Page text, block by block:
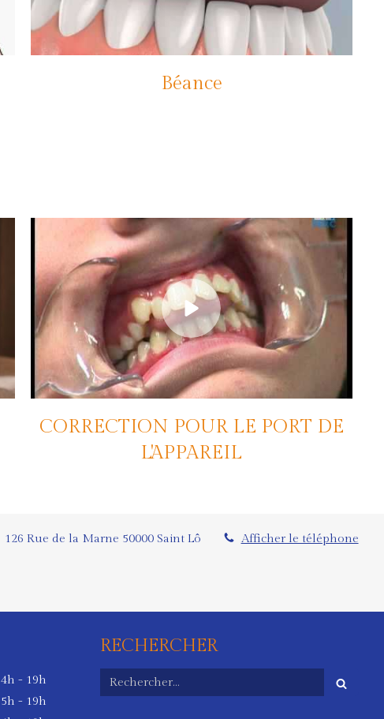
Béance
CORRECTION POUR LE PORT DE
L'APPAREIL
126 Rue de la Marne 50000 Saint Lô Afficher le téléphone
- 19h
- 19h
RECHERCHER
Rechercher